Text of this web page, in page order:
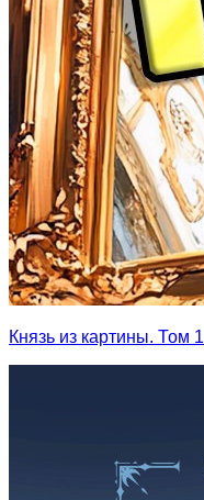
Князь из картины. Том 1